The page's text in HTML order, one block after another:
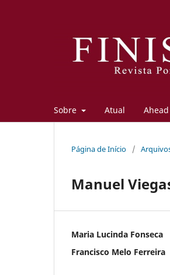
Sobre Atual
Página de Início /
Manuel
Maria Lucinda Fonseca
Francisco Melo Ferreira